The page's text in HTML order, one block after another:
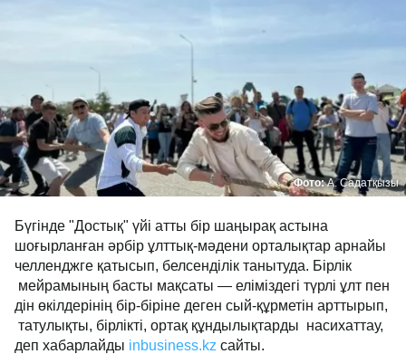
Фото:А. Садатқызы
Бүгінде "Достық" үйі атты бір шаңырақ астына
шоғырланған әрбір ұлттық-мәдени орталықтар арнайы
челленджге қатысып, белсенділік танытуда. Бірлік
мейрамының басты мақсаты — еліміздегі түрлі ұлт пен
дін өкілдерінің бір-біріне деген сый-құрметін арттырып,
татулықты, бірлікті, ортақ құндылықтарды насихаттау,
деп хабарлайды inbusiness.kz сайты.